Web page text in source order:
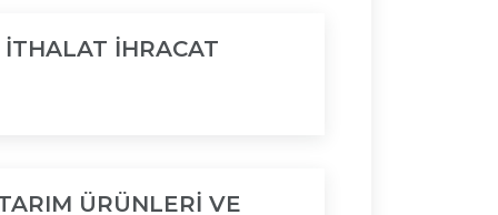
İHRACAT
ÜRÜNLERİ VE